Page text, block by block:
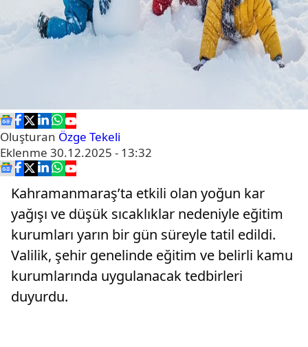
Oluşturan Özge Tekeli
Eklenme 30.12.2025 - 13:32
Kahramanmaraş’ta etkili olan yoğun kar
yağışı ve düşük sıcaklıklar nedeniyle eğitim
kurumları yarın bir gün süreyle tatil edildi.
Valilik, şehir genelinde eğitim ve belirli kamu
kurumlarında uygulanacak tedbirleri
duyurdu.